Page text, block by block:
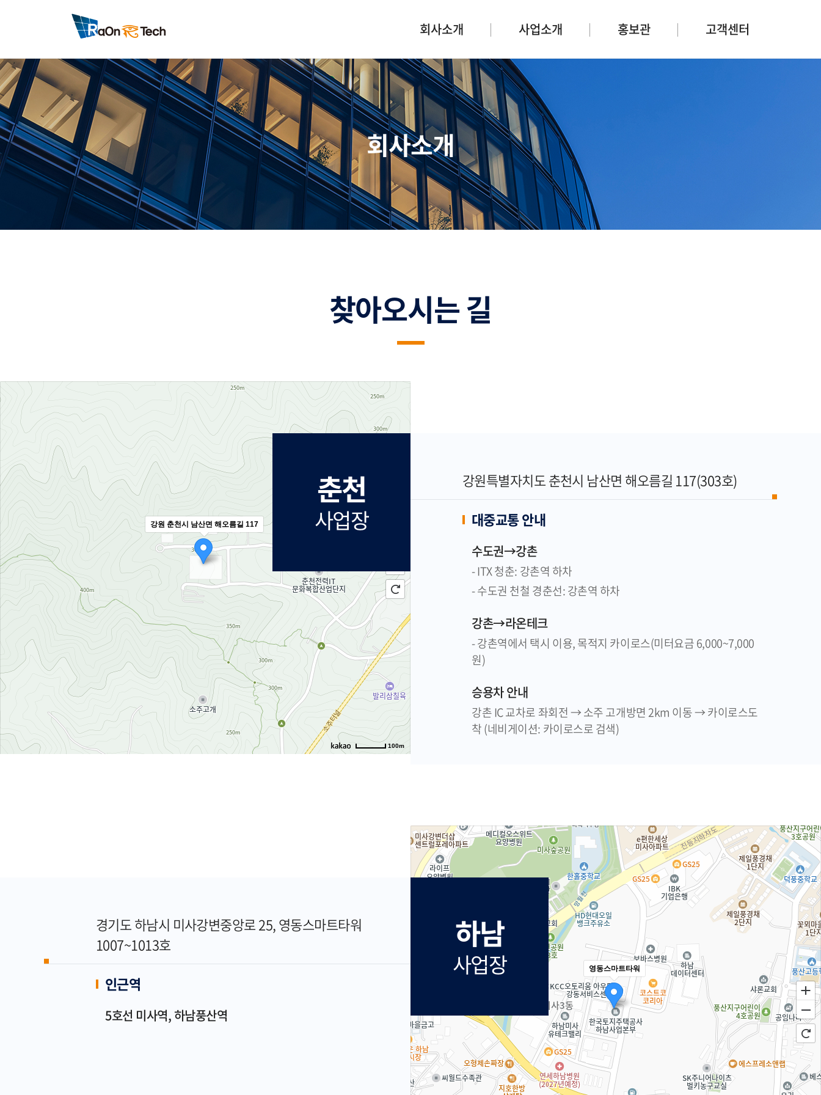
회사소개 사업소개 홍보관 고객센터
회사소개
찾아오시는 길
춘천
사업장
강원 춘천시 남산면 해오름길 117
100m
강원특별자치도 춘천시 남산면 해오름길 117(303호)
대중교통 안내
수도권→강촌
- ITX 청춘: 강촌역 하차
- 수도권 천철 경춘선: 강촌역 하차
강촌→라온테크
- 강촌역에서 택시 이용, 목적지 카이로스(미터요금 6,000~7,000
원)
승용차 안내
강촌 IC 교차로 좌회전 → 소주 고개방면 2km 이동 → 카이로스도
착 (네비게이션: 카이로스로 검색)
하남
사업장 영동스마트타워
경기도 하남시 미사강변중앙로 25, 영동스마트타워
1007~1013호
인근역
5호선 미사역, 하남풍산역